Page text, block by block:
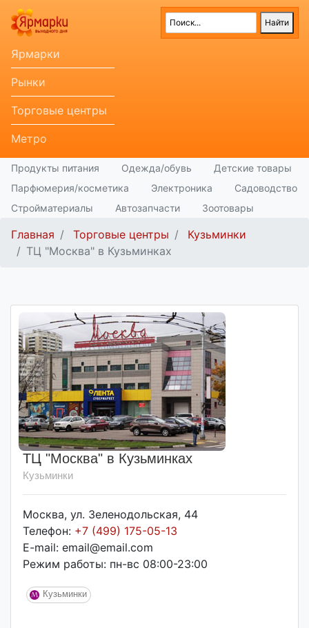
Ярмарки
Рынки
Торговые центры
Метро
Продукты питания Одежда/обувь
Детские товары
Парфюмерия/косметика
Электроника
Садоводство
Стройматериалы
Автозапчасти Зоотовары
Главная Торговые центры
Кузьминки
ТЦ "Москва" в Кузьминках
ТЦ "Москва" в Кузьминках
Кузьминки
Москва, ул. Зеленодольская, 44
Телефон: +7 (499) 175-05-13
E-mail: email@email.com
Режим работы: пн-вс 08:00-23:00
Кузьминки